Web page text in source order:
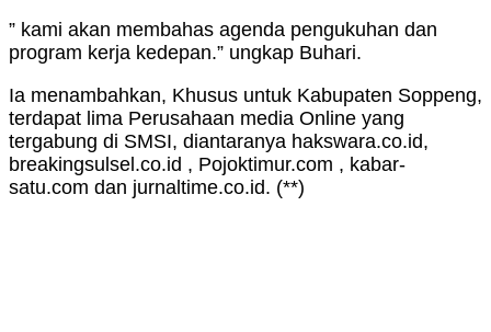
” kami akan membahas agenda pengukuhan dan
program kerja kedepan.” ungkap Buhari.
Ia menambahkan, Khusus untuk Kabupaten Soppeng,
terdapat lima Perusahaan media Online yang
tergabung di SMSI, diantaranya hakswara.co.id,
breakingsulsel.co.id , Pojoktimur.com , kabar-
satu.com dan jurnaltime.co.id. (**)